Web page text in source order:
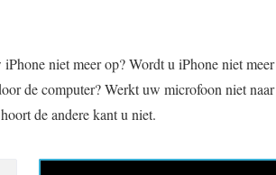
niet meer op? Wordt u iPhone niet meer
de computer? Werkt uw microfoon niet naar
de andere kant u niet.